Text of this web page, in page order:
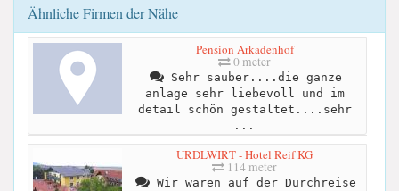
Ähnliche Firmen der Nähe
Pension Arkadenhof
0 meter
Sehr sauber....die ganze
anlage sehr liebevoll und im
detail schön gestaltet....sehr
...
URDLWIRT - Hotel Reif KG
114 meter
Wir waren auf der Durchreise